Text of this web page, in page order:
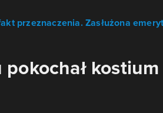
przeznaczenia. Zasłużona